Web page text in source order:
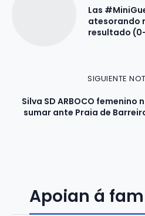
Las
atesorando
resultado
SIGUIENTE
Silva SD ARBOCO femenino
sumar ante Praia de
Apoian á